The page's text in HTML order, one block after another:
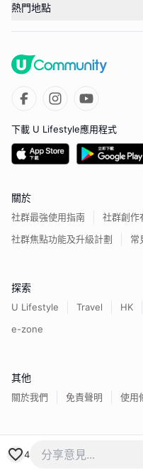
4
熱門地點
下載 U Lifestyle應用程式
關於
社群最強使用指南
社群創作
社群焦點功能及升級計劃
常
探索
U Lifestyle Travel HK
e-zone
其他
關於我們 免責聲明 使用
香港經濟日報版權所有©